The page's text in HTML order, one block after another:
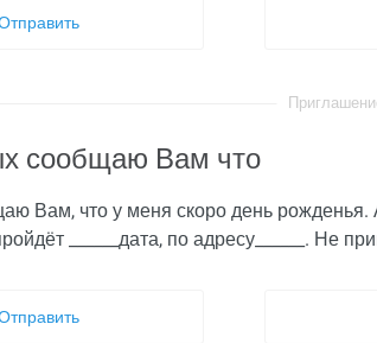
сообщаю Вам что
Вам, что у меня скоро день рожденья.
______дата, по адресу______. Не